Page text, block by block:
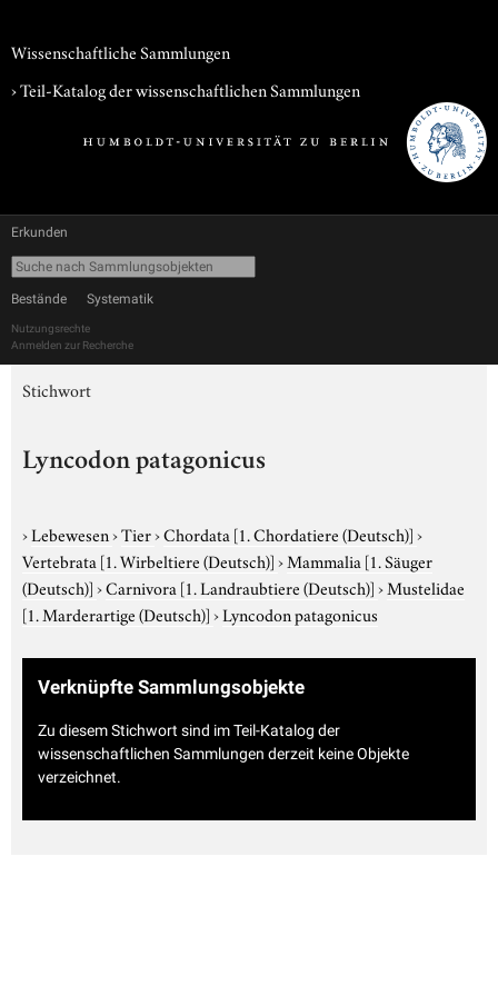
Wissenschaftliche Sammlungen
› Teil-Katalog der wissenschaftlichen Sammlungen
Erkunden
Bestände Systematik
Nutzungsrechte
Anmelden zur Recherche
Stichwort
Lyncodon patagonicus
›Lebewesen›Tier›Chordata [1. Chordatiere (Deutsch)]›
Vertebrata [1. Wirbeltiere (Deutsch)]›Mammalia [1. Säuger
(Deutsch)]›Carnivora [1. Landraubtiere (Deutsch)]›Mustelidae
[1. Marderartige (Deutsch)]›Lyncodon patagonicus
Verknüpfte Sammlungsobjekte
Zu diesem Stichwort sind im Teil-Katalog der
wissenschaftlichen Sammlungen derzeit keine Objekte
verzeichnet.